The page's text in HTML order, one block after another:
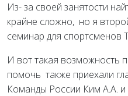
Из- за своей занятости
крайне сложно, но я
семинар для спортсменов
И вот такая возможность
помочь также приехали
Команды России Ким А.А. и